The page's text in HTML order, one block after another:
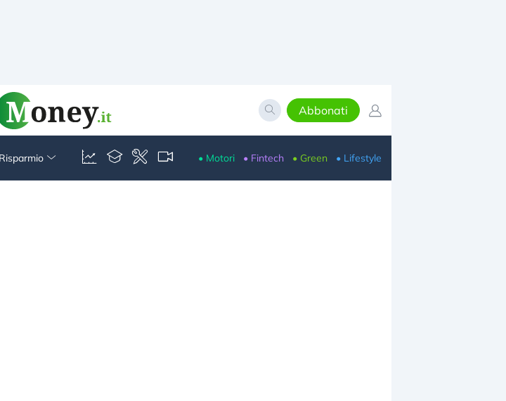
Abbonati
Risparmio • Motori • Fintech • Green • Lifestyle